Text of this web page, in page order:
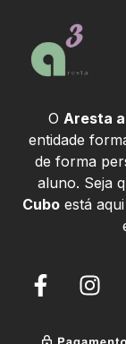
O Aresta
entidade
de forma
aluno. Seja
Cubo está